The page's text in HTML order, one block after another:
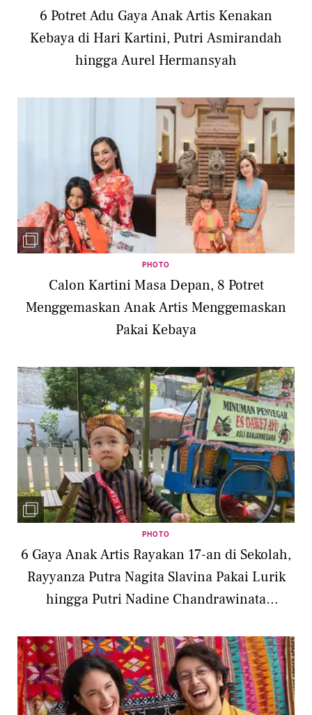
6 Potret Adu Gaya Anak Artis Kenakan
Kebaya di Hari Kartini, Putri Asmirandah
hingga Aurel Hermansyah
PHOTO
Calon Kartini Masa Depan, 8 Potret
Menggemaskan Anak Artis Menggemaskan
Pakai Kebaya
PHOTO
6 Gaya Anak Artis Rayakan 17-an di Sekolah,
Rayyanza Putra Nagita Slavina Pakai Lurik
hingga Putri Nadine Chandrawinata